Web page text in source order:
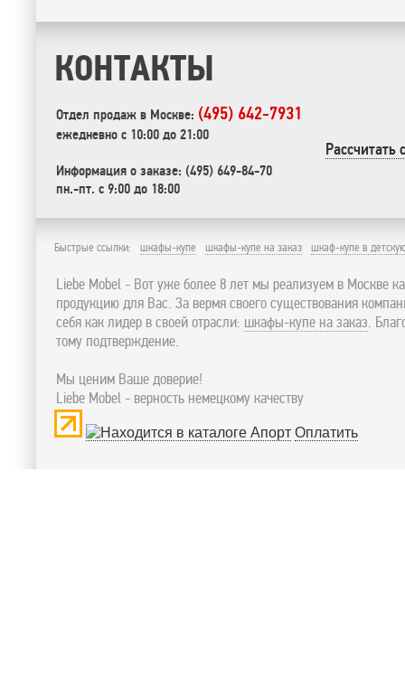
КОНТАКТЫ
Отдел продаж в Москве: (495) 642-7931
ежедневно с 10:00 до 21:00
Информация о заказе: (495) 649-84-70
пн.-пт. с 9:00 до 18:00
Быстрые ссылки: шкафы-купе шкафы-купе на заказ шкаф-купе в
Liebe Mobel - Вот уже более 8 лет мы реализуем в Москве
продукцию для Вас. За вермя своего существования
себя как лидер в своей отрасли: шкафы-купе на заказ.
тому подтверждение.
Мы ценим Ваше доверие!
Liebe Mobel - верность немецкому качеству
Оплатить